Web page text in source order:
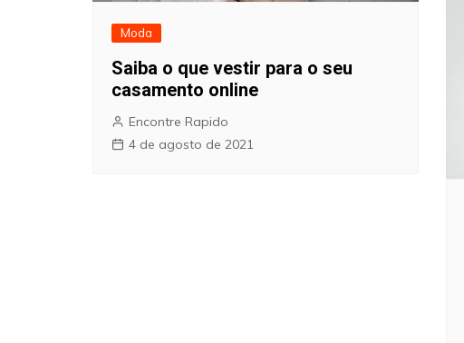
Moda
Saiba o que vestir para o seu
casamento online
Encontre Rapido
4 de agosto de 2021